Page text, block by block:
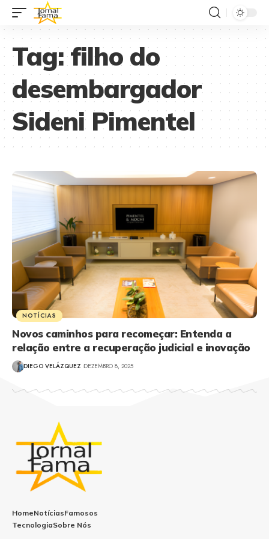
Tag:filho do
desembargador
Sideni Pimentel
NOTÍCIAS
Novos caminhos para recomeçar: Entenda a
relação entre a recuperação judicial e inovação
DIEGO VELÁZQUEZ DEZEMBRO 8, 2025
HomeNotíciasFamosos
TecnologiaSobre Nós